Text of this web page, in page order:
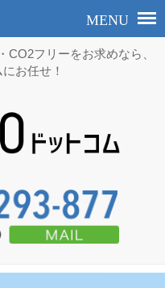
フリーをお求めなら、
お任せ！